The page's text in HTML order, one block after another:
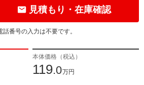
見積もり・在庫確認
番号の入力は不要です。
本体価格（税込）
119.0万円